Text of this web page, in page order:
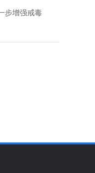
步增强戒毒